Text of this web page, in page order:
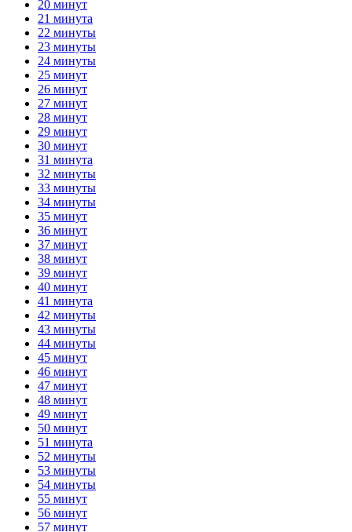
20 минут
21 минута
22 минуты
23 минуты
24 минуты
25 минут
26 минут
27 минут
28 минут
29 минут
30 минут
31 минута
32 минуты
33 минуты
34 минуты
35 минут
36 минут
37 минут
38 минут
39 минут
40 минут
41 минута
42 минуты
43 минуты
44 минуты
45 минут
46 минут
47 минут
48 минут
49 минут
50 минут
51 минута
52 минуты
53 минуты
54 минуты
55 минут
56 минут
57 минут